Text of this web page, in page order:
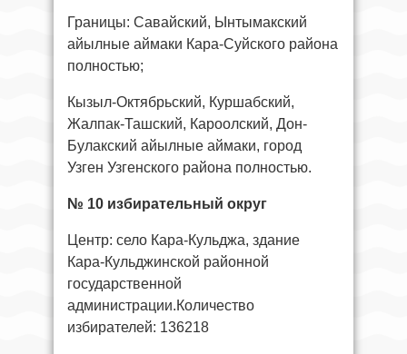
Границы: Савайский, Ынтымакский
айылные аймаки Кара-Суйского района
полностью;
Кызыл-Октябрьский, Куршабский,
Жалпак-Ташский, Кароолский, Дон-
Булакский айылные аймаки, город
Узген Узгенского района полностью.
№ 10 избирательный округ
Центр: село Кара-Кульджа, здание
Кара-Кульджинской районной
государственной
администрации.Количество
избирателей: 136218